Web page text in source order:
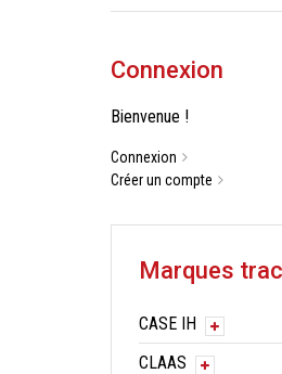
Connexion
Bienvenue !
Connexion
Créer un compte
Marques
CASE IH
CLAAS